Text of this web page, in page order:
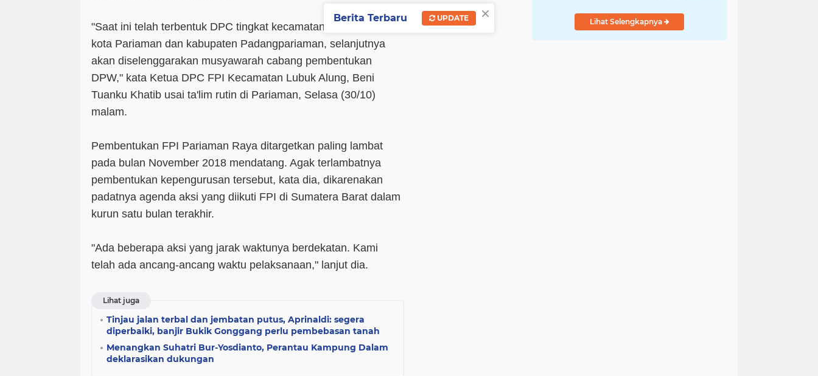
"Saat ini telah terbentuk DPC tingkat kecamatan yang ada di
kota Pariaman dan kabupaten Padangpariaman, selanjutnya
akan diselenggarakan musyawarah cabang pembentukan
DPW," kata Ketua DPC FPI Kecamatan Lubuk Alung, Beni
Tuanku Khatib usai ta'lim rutin di Pariaman, Selasa (30/10)
malam.
Pembentukan FPI Pariaman Raya ditargetkan paling lambat
pada bulan November 2018 mendatang. Agak terlambatnya
pembentukan kepengurusan tersebut, kata dia, dikarenakan
padatnya agenda aksi yang diikuti FPI di Sumatera Barat dalam
kurun satu bulan terakhir.
"Ada beberapa aksi yang jarak waktunya berdekatan. Kami
telah ada ancang-ancang waktu pelaksanaan," lanjut dia.
Lihat juga
Tinjau jalan terbal dan jembatan putus, Aprinaldi: segera
diperbaiki, banjir Bukik Gonggang perlu pembebasan tanah
Menangkan Suhatri Bur-Yosdianto, Perantau Kampung Dalam
deklarasikan dukungan
Lihat Selengkapnya
×
Berita Terbaru UPDATE